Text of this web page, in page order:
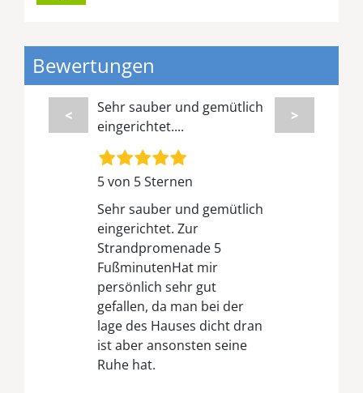
Bewertungen
<
Sehr sauber und gemütlich
eingerichtet....
5 von 5 Sternen
Sehr sauber und gemütlich
eingerichtet. Zur
Strandpromenade 5
FußminutenHat mir
persönlich sehr gut
gefallen, da man bei der
lage des Hauses dicht dran
ist aber ansonsten seine
Ruhe hat.
>